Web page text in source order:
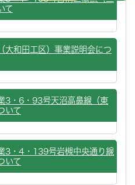
て
大和田工区）事業説明会につ
3・6・93号天沼高鼻線（東
いて
3・4・139号岩槻中央通り線
いて